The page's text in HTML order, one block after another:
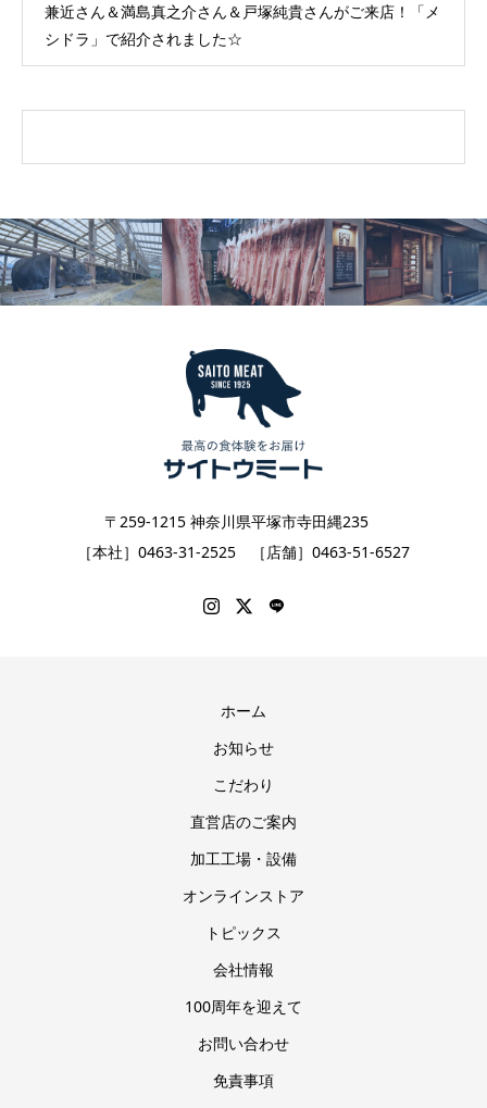
兼近さん＆満島真之介さん＆戸塚純貴さんがご来店！「メ
シドラ」で紹介されました☆
〒259-1215 神奈川県平塚市寺田縄235
［本社］0463-31-2525 ［店舗］0463-51-6527
ホーム
お知らせ
こだわり
直営店のご案内
加工工場・設備
オンラインストア
トピックス
会社情報
100周年を迎えて
お問い合わせ
免責事項